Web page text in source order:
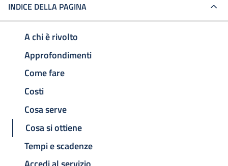
INDICE DELLA PAGINA
A chi è rivolto
Approfondimenti
Come fare
Costi
Cosa serve
Cosa si ottiene
Tempi e scadenze